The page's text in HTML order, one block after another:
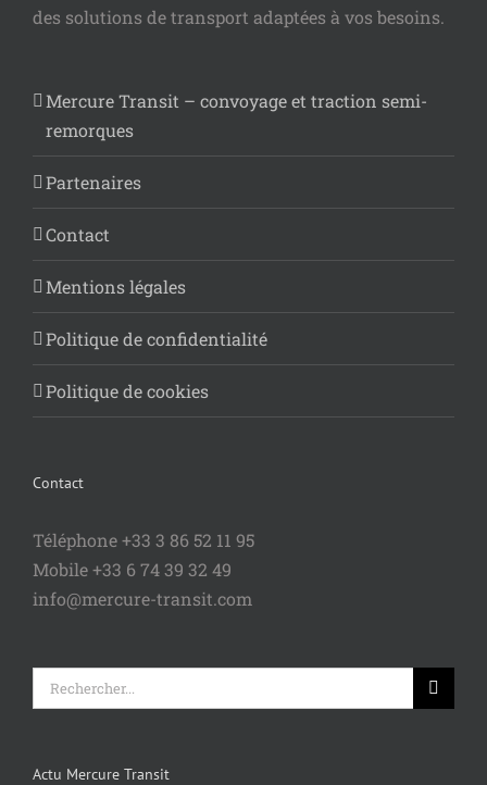
des solutions de transport adaptées à vos besoins.
Mercure Transit – convoyage et traction semi-
remorques
Partenaires
Contact
Mentions légales
Politique de confidentialité
Politique de cookies
Contact
Téléphone +33 3 86 52 11 95
Mobile +33 6 74 39 32 49
info@mercure-transit.com
Rechercher:
Actu Mercure Transit